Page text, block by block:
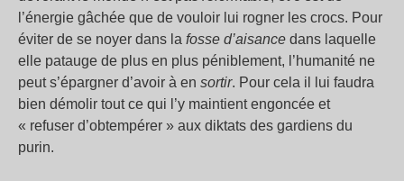
l’énergie gâchée que de vouloir lui rogner les crocs. Pour
éviter de se noyer dans la fosse d’aisance dans laquelle
elle patauge de plus en plus péniblement, l’humanité ne
peut s’épargner d’avoir à en sortir. Pour cela il lui faudra
bien démolir tout ce qui l’y maintient engoncée et
« refuser d’obtempérer » aux diktats des gardiens du
purin.